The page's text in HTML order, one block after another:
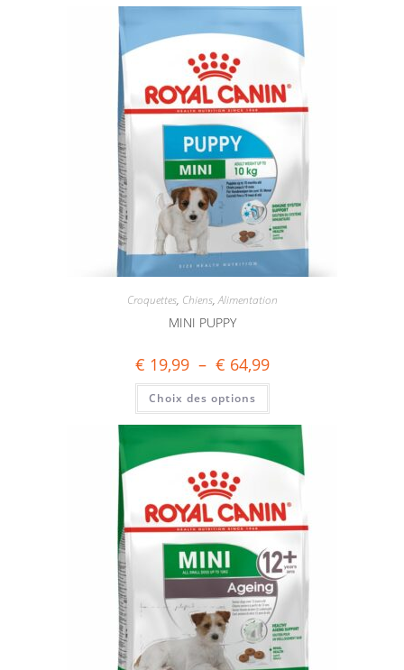
Croquettes, Chiens,Alimentation
MINI PUPPY
€ 19,99 – € 64,99
Choix des options